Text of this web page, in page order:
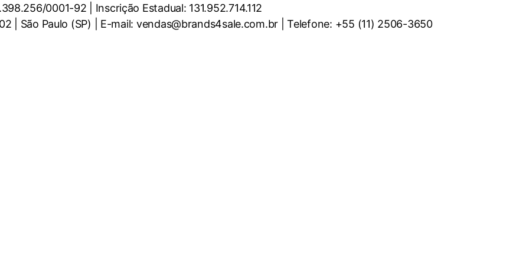
0001-92 | Inscrição Estadual: 131.952.714.112
| São Paulo (SP) | E-mail: vendas@brands4sale.com.br | Telefone: +55 (11) 2506-3650